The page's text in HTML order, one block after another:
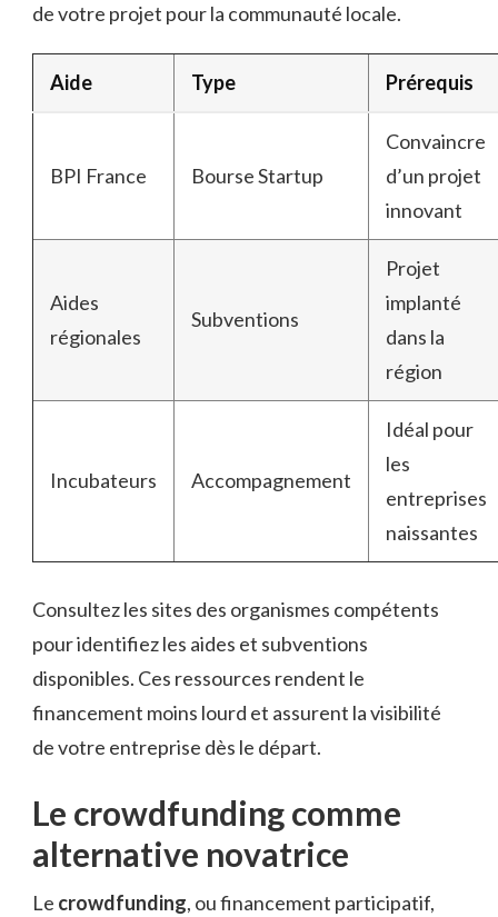
de votre projet pour la communauté locale.
Aide Type Prérequis
BPI France Bourse Startup
Convaincre
d’un projet
innovant
Aides
régionales
Subventions
Projet
implanté
dans la
région
Incubateurs Accompagnement
Idéal pour
les
entreprises
naissantes
Consultez les sites des organismes compétents
pour identifiez les aides et subventions
disponibles. Ces ressources rendent le
financement moins lourd et assurent la visibilité
de votre entreprise dès le départ.
Le crowdfunding comme
alternative novatrice
Le crowdfunding, ou financement participatif,